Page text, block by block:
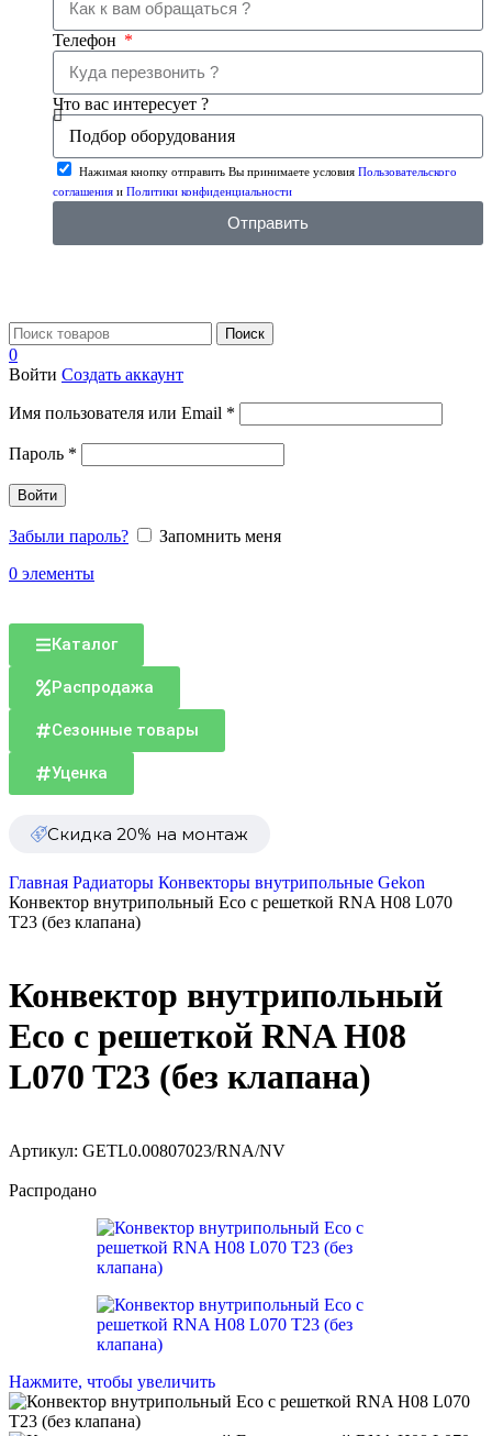
Телефон
Что вас интересует ?
Нажимая кнопку отправить Вы принимаете условия Пользовательского
соглашения и Политики конфиденциальности
Отправить
Поиск
0
Войти Создать аккаунт
Имя пользователя или Email *
Пароль *
Войти
Забыли пароль?
Запомнить меня
0 элементы
Каталог
Распродажа
Сезонные товары
Уценка
Скидка 20% на монтаж
Главная Радиаторы Конвекторы внутрипольные Gekon
Конвектор внутрипольный Eco с решеткой RNA H08 L070
T23 (без клапана)
Конвектор внутрипольный
Eco с решеткой RNA H08
L070 T23 (без клапана)
Артикул: GETL0.00807023/RNA/NV
Распродано
Нажмите, чтобы увеличить